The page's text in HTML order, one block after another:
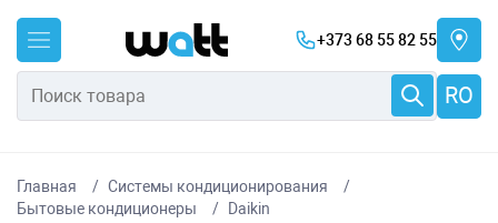
+373 68 55 82 55
RO
Главная
Системы кондиционирования
Бытовые кондиционеры
Daikin